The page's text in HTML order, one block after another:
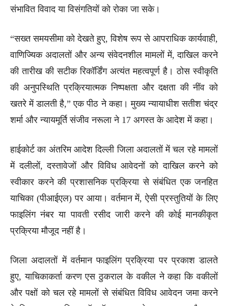
संभावित विवाद या विसंगतियों को रोका जा सके।
“सख्त समयसीमा को देखते हुए, विशेष रूप से आपराधिक कार्यवाही,
वाणिज्यिक अदालतों और अन्य संवेदनशील मामलों में, दाखिल करने
की तारीख की सटीक रिकॉर्डिंग अत्यंत महत्वपूर्ण है। ठोस स्वीकृति
की अनुपस्थिति प्रक्रियात्मक निष्पक्षता और दक्षता की नींव को
खतरे में डालती है,” एक पीठ ने कहा। मुख्य न्यायाधीश सतीश चंद्र
शर्मा और न्यायमूर्ति संजीव नरूला ने 17 अगस्त के आदेश में कहा।
हाईकोर्ट का अंतरिम आदेश दिल्ली जिला अदालतों में चल रहे मामलों
में दलीलों, दस्तावेजों और विविध आवेदनों को दाखिल करने को
स्वीकार करने की प्रशासनिक प्रक्रिया से संबंधित एक जनहित
याचिका (पीआईएल) पर आया। वर्तमान में, ऐसी प्रस्तुतियों के लिए
फाइलिंग नंबर या पावती रसीद जारी करने की कोई मानकीकृत
प्रक्रिया मौजूद नहीं है।
जिला अदालतों में वर्तमान फाइलिंग प्रक्रिया पर प्रकाश डालते
हुए, याचिकाकर्ता करण एस ठुकराल के वकील ने कहा कि वकीलों
और पक्षों को चल रहे मामलों से संबंधित विविध आवेदन जमा करने